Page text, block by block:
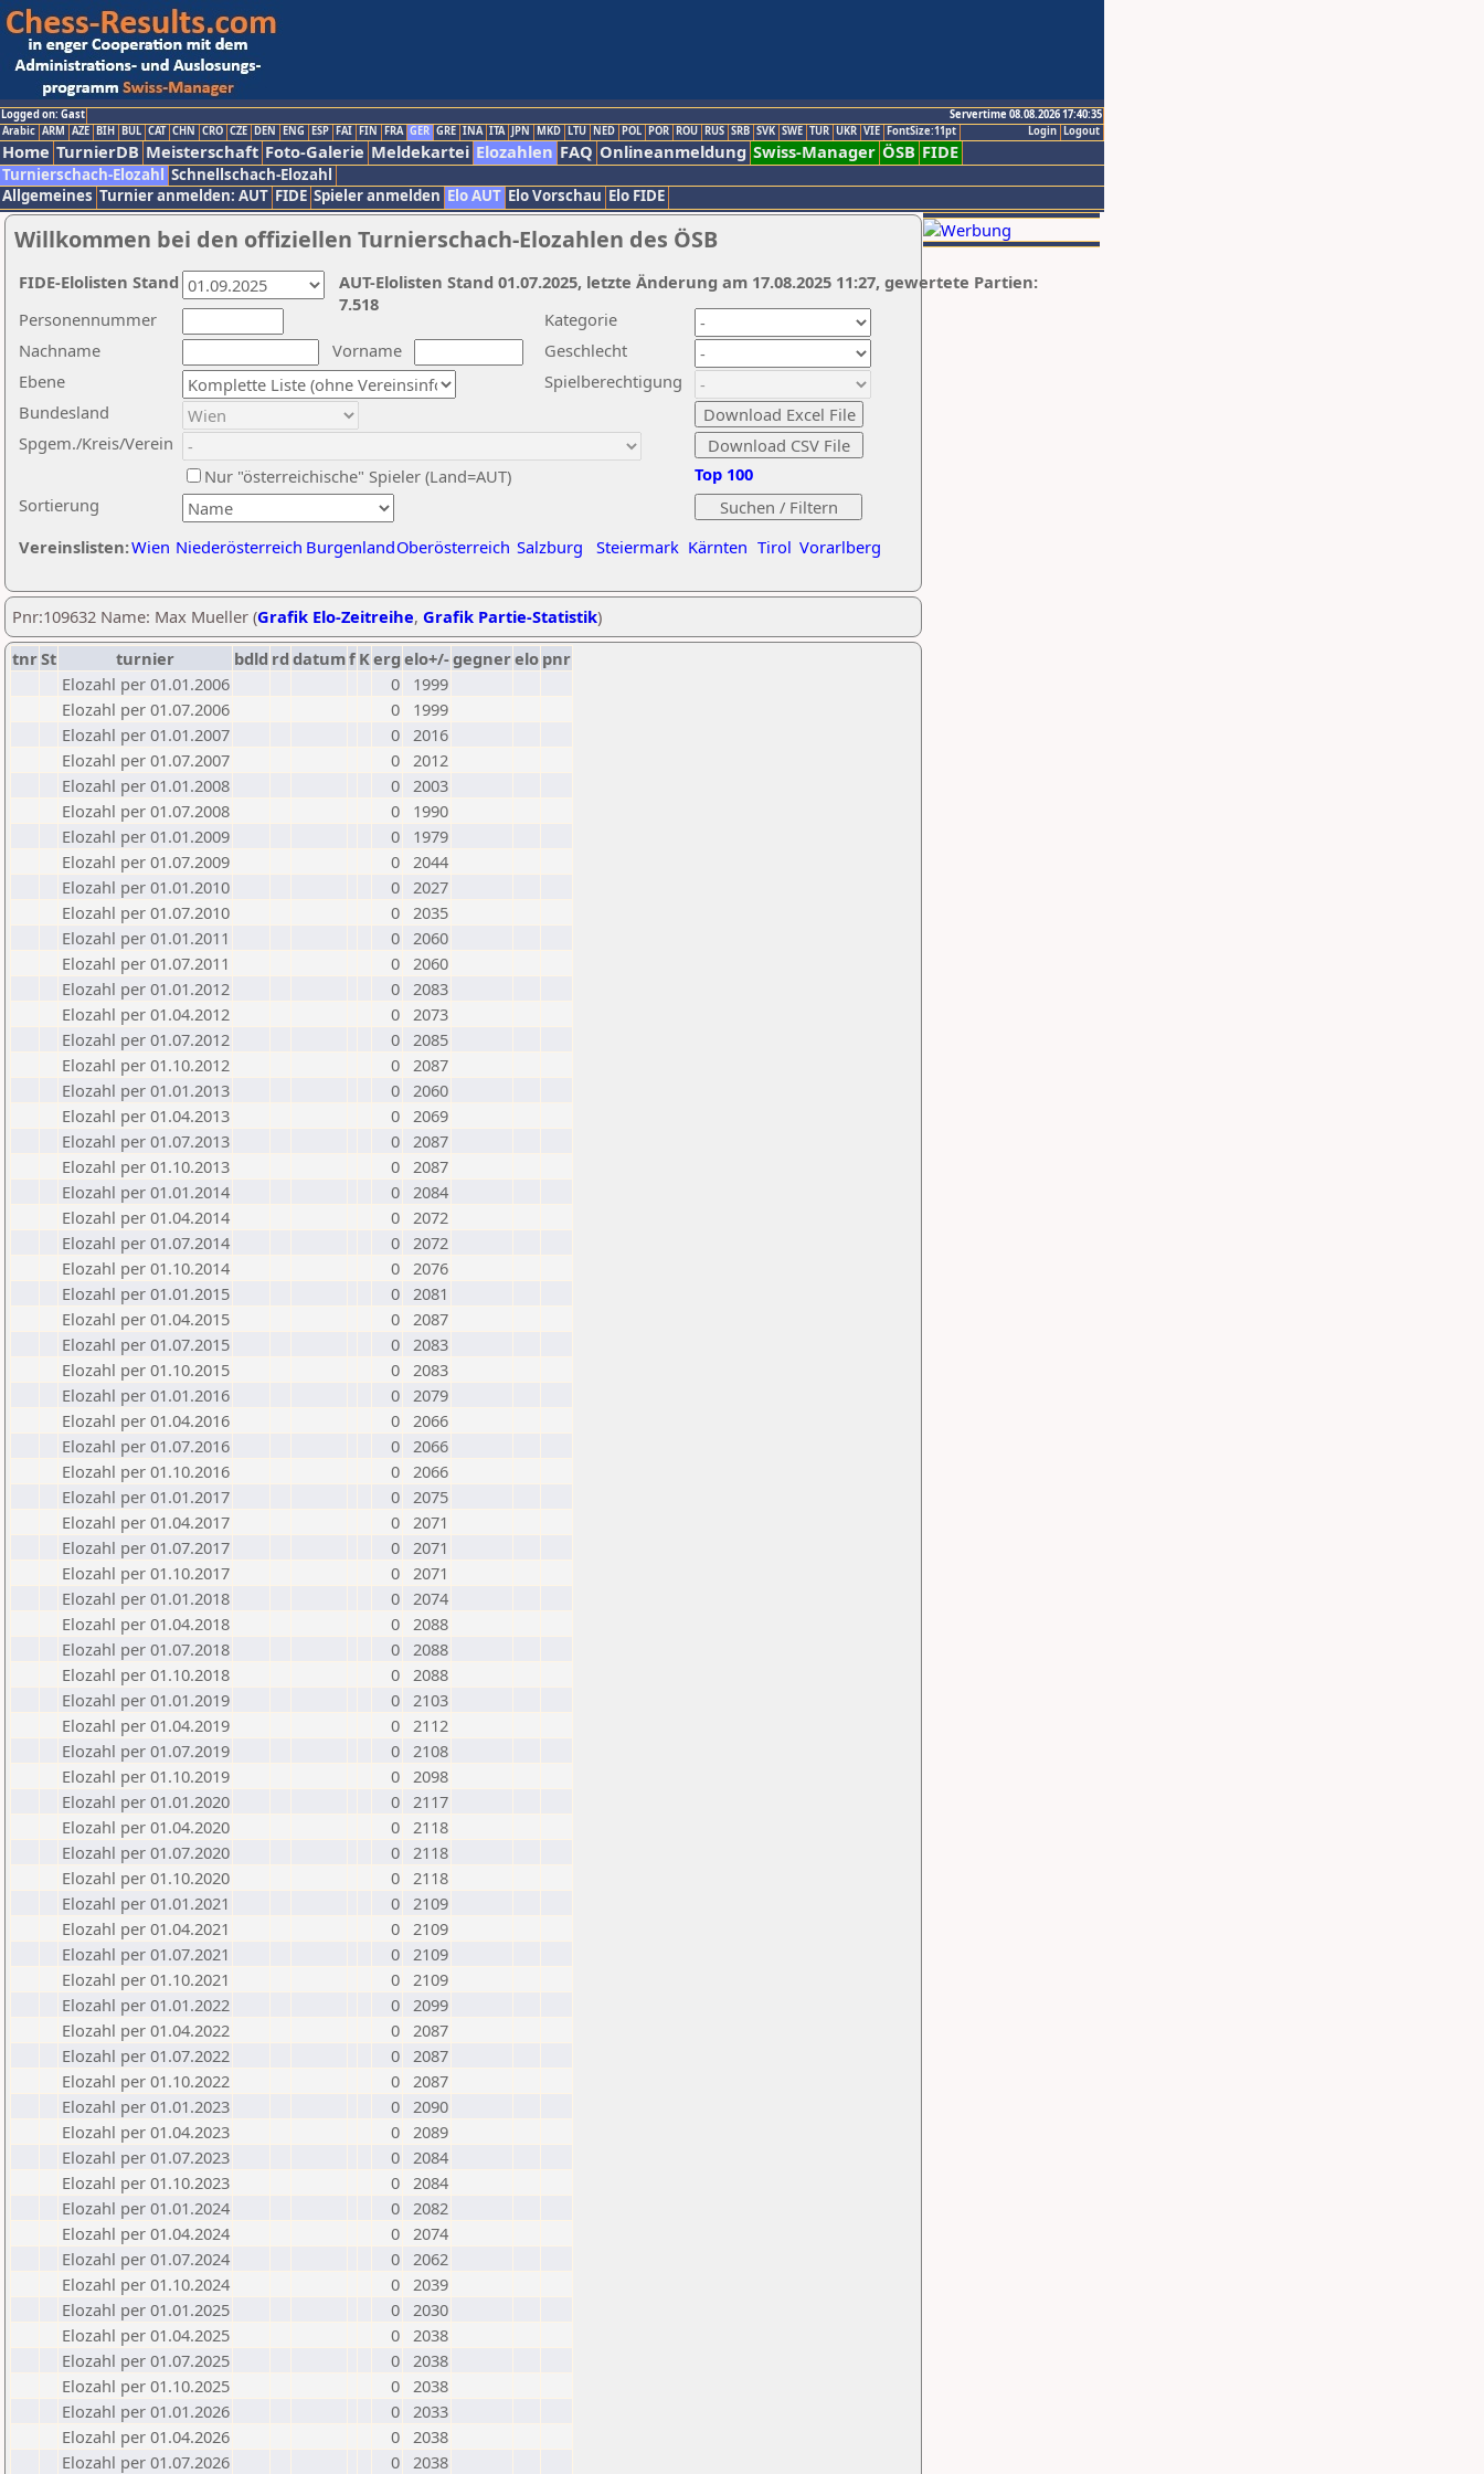
Logged on: Gast
Servertime 08.08.2026 17:40:35
Logout
Login
Arabic ARM AZE BIH BUL CAT CHN CRO CZE DEN ENG ESP FAI FIN FRA GER GRE INA ITA JPN MKD LTU NED POL POR ROU RUS SRB SVK SWE TUR UKR VIE FontSize:11pt
Home TurnierDB Meisterschaft Foto-Galerie Meldekartei Elozahlen FAQ Onlineanmeldung Swiss-Manager ÖSB FIDE
Turnierschach-Elozahl Schnellschach-Elozahl
Allgemeines Turnier anmelden: AUT FIDE Spieler anmelden Elo AUT Elo Vorschau Elo FIDE
Willkommen bei den offiziellen Turnierschach-Elozahlen des ÖSB
Nachname
Vorname
Ebene
Kategorie
Sortierung
Personennummer
Bundesland
Spgem./Kreis/Verein
Geschlecht
Nur "österreichische" Spieler (Land=AUT)
Spielberechtigung
Vereinslisten:Wien Niederösterreich BurgenlandOberösterreich Salzburg Steiermark Kärnten Tirol Vorarlberg
Top 100
AUT-Elolisten Stand 01.07.2025, letzte Änderung am 17.08.2025 11:27, gewertete Partien:
7.518
FIDE-Elolisten Stand
Pnr:109632 Name: Max Mueller (Grafik Elo-Zeitreihe, Grafik Partie-Statistik)
tnrSt turnier bdld rd datumf Kerg elo+/-gegnerelo pnr
Elozahl per 01.01.2006
0
1999
Elozahl per 01.07.2006
0
1999
Elozahl per 01.01.2007
0 2016
Elozahl per 01.07.2007
0 2012
Elozahl per 01.01.2008
0 2003
Elozahl per 01.07.2008
0
1990
Elozahl per 01.01.2009
0
1979
Elozahl per 01.07.2009
0 2044
Elozahl per 01.01.2010
0 2027
Elozahl per 01.07.2010
0 2035
Elozahl per 01.01.2011
0 2060
Elozahl per 01.07.2011
0 2060
Elozahl per 01.01.2012
0 2083
Elozahl per 01.04.2012
0 2073
Elozahl per 01.07.2012
0 2085
Elozahl per 01.10.2012
0 2087
Elozahl per 01.01.2013
0 2060
Elozahl per 01.04.2013
0 2069
Elozahl per 01.07.2013
0 2087
Elozahl per 01.10.2013
0 2087
Elozahl per 01.01.2014
0 2084
Elozahl per 01.04.2014
0 2072
Elozahl per 01.07.2014
0 2072
Elozahl per 01.10.2014
0 2076
Elozahl per 01.01.2015
0 2081
Elozahl per 01.04.2015
0 2087
Elozahl per 01.07.2015
0 2083
Elozahl per 01.10.2015
0 2083
Elozahl per 01.01.2016
0 2079
Elozahl per 01.04.2016
0 2066
Elozahl per 01.07.2016
0 2066
Elozahl per 01.10.2016
0 2066
Elozahl per 01.01.2017
0 2075
Elozahl per 01.04.2017
0 2071
Elozahl per 01.07.2017
0 2071
Elozahl per 01.10.2017
0 2071
Elozahl per 01.01.2018
0 2074
Elozahl per 01.04.2018
0 2088
Elozahl per 01.07.2018
0 2088
Elozahl per 01.10.2018
0 2088
Elozahl per 01.01.2019
0 2103
Elozahl per 01.04.2019
0 2112
Elozahl per 01.07.2019
0 2108
Elozahl per 01.10.2019
0 2098
Elozahl per 01.01.2020
0 2117
Elozahl per 01.04.2020
0 2118
Elozahl per 01.07.2020
0 2118
Elozahl per 01.10.2020
0 2118
Elozahl per 01.01.2021
0 2109
Elozahl per 01.04.2021
0 2109
Elozahl per 01.07.2021
0 2109
Elozahl per 01.10.2021
0 2109
Elozahl per 01.01.2022
0 2099
Elozahl per 01.04.2022
0 2087
Elozahl per 01.07.2022
0 2087
Elozahl per 01.10.2022
0 2087
Elozahl per 01.01.2023
0 2090
Elozahl per 01.04.2023
0 2089
Elozahl per 01.07.2023
0 2084
Elozahl per 01.10.2023
0 2084
Elozahl per 01.01.2024
0 2082
Elozahl per 01.04.2024
0 2074
Elozahl per 01.07.2024
0 2062
Elozahl per 01.10.2024
0 2039
Elozahl per 01.01.2025
0 2030
Elozahl per 01.04.2025
0 2038
Elozahl per 01.07.2025
0 2038
Elozahl per 01.10.2025
0 2038
Elozahl per 01.01.2026
0 2033
Elozahl per 01.04.2026
0 2038
Elozahl per 01.07.2026
0 2038